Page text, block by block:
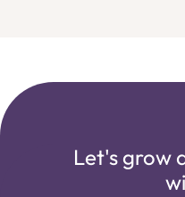
Let's grow